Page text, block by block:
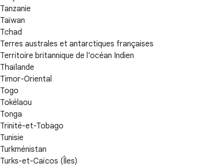
Tanzanie
Taïwan
Tchad
Terres australes et antarctiques françaises
Territoire britannique de l'océan Indien
Thaïlande
Timor-Oriental
Togo
Tokélaou
Tonga
Trinité-et-Tobago
Tunisie
Turkménistan
Turks-et-Caïcos (Îles)